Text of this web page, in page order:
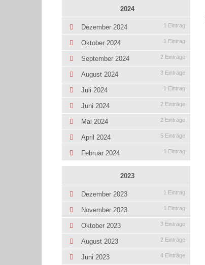
2024
Dezember 2024 1 Eintrag
Oktober 2024 1 Eintrag
September 2024 2 Einträge
August 2024 3 Einträge
Juli 2024 1 Eintrag
Juni 2024 2 Einträge
Mai 2024 2 Einträge
April 2024 5 Einträge
Februar 2024 1 Eintrag
2023
Dezember 2023 1 Eintrag
November 2023 1 Eintrag
Oktober 2023 3 Einträge
August 2023 2 Einträge
Juni 2023 4 Einträge